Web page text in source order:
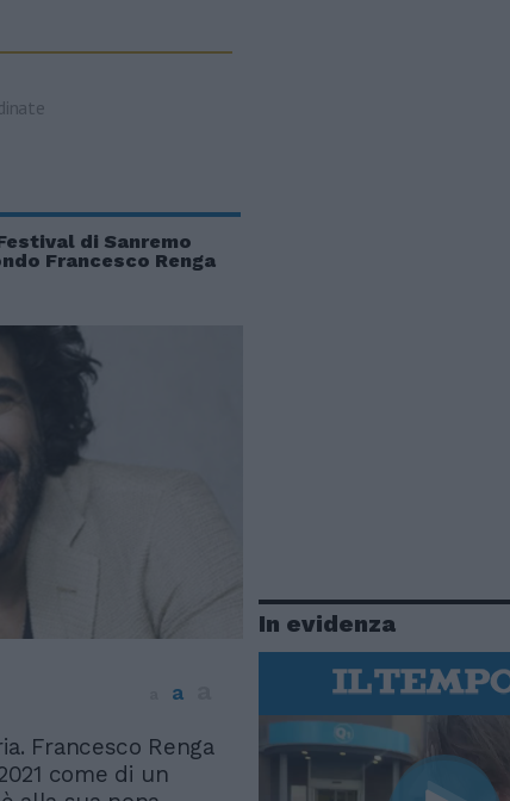
a
di Sanremo
Francesco Renga
Francesco Renga
come di un
In evidenza